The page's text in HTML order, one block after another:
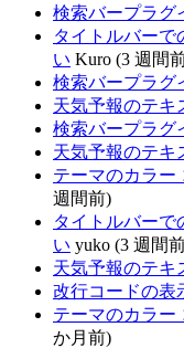
検索バープラグ
タイトルバーで
い Kuro (3 週間
検索バープラグ
天気予報のテキ
検索バープラグ
天気予報のテキ
テーマのカラー
週間前)
タイトルバーで
い yuko (3 週間
天気予報のテキ
改行コードの表
テーマのカラー
か月前)